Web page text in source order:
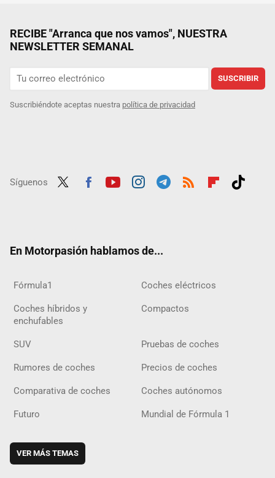
RECIBE "Arranca que nos vamos", NUESTRA
NEWSLETTER SEMANAL
SUSCRIBIR
Suscribiéndote aceptas nuestra política de privacidad
Síguenos
En Motorpasión hablamos de...
Fórmula1 Coches eléctricos
Coches híbridos y
enchufables
Compactos
SUV Pruebas de coches
Rumores de coches Precios de coches
Comparativa de coches Coches autónomos
Futuro Mundial de Fórmula 1
VER MÁS TEMAS